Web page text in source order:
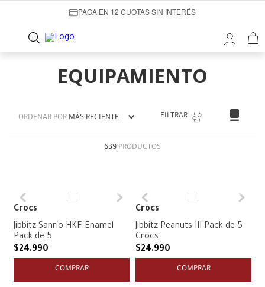
PAGA EN 12 CUOTAS SIN INTERÉS
EQUIPAMIENTO
ORDENAR POR MÁS RECIENTE FILTRAR
639 PRODUCTOS
Crocs
Jibbitz Sanrio HKF Enamel
Pack de 5
$24.990
COMPRAR
Crocs
Jibbitz Peanuts III Pack de 5
Crocs
$24.990
COMPRAR